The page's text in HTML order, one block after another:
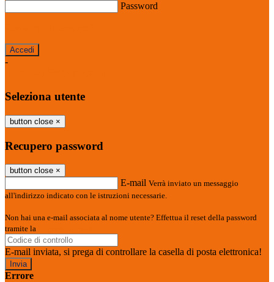
Password
-
Seleziona utente
button close ×
Recupero password
button close ×
E-mail Verrà inviato un messaggio
all'indirizzo indicato con le istruzioni necessarie.
Non hai una e-mail associata al nome utente? Effettua il reset della password
tramite la
E-mail inviata, si prega di controllare la casella di posta elettronica!
Errore